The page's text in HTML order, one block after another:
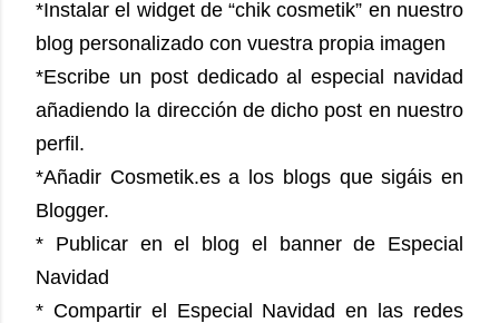
*Instalar el widget de “chik cosmetik” en nuestro
blog personalizado con vuestra propia imagen
*Escribe un post dedicado al especial navidad
añadiendo la dirección de dicho post en nuestro
perfil.
*Añadir Cosmetik.es a los blogs que sigáis en
Blogger.
* Publicar en el blog el banner de Especial
Navidad
* Compartir el Especial Navidad en las redes